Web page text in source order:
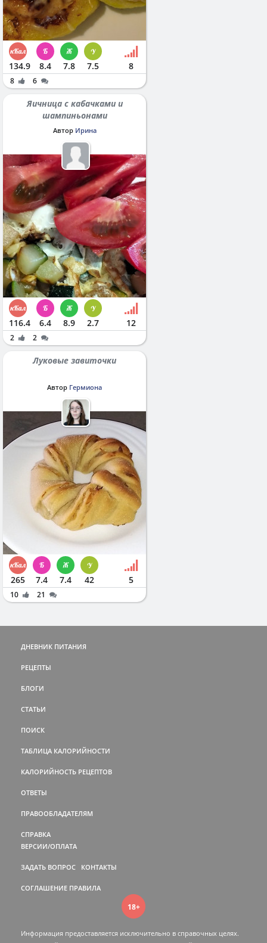
134.9 8.4 7.8 7.5 8
8 6
Яичница с кабачками и
шампиньонами
Автор Ирина
116.4 6.4 8.9 2.7 12
2 2
Луковые завиточки
Автор Гермиона
265 7.4 7.4 42 5
10 21
ДНЕВНИК ПИТАНИЯ
РЕЦЕПТЫ
БЛОГИ
СТАТЬИ
ПОИСК
ТАБЛИЦА КАЛОРИЙНОСТИ
КАЛОРИЙНОСТЬ РЕЦЕПТОВ
ОТВЕТЫ
ПРАВООБЛАДАТЕЛЯМ
СПРАВКА
ВЕРСИИ/ОПЛАТА
ЗАДАТЬ ВОПРОС КОНТАКТЫ
СОГЛАШЕНИЕ ПРАВИЛА
18+
Информация предоставляется исключительно в справочных целях.